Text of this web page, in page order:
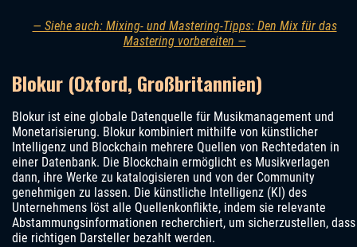
— Siehe auch: Mixing- und Mastering-Tipps: Den Mix für das
Mastering vorbereiten —
Blokur (Oxford, Großbritannien)
Blokur ist eine globale Datenquelle für Musikmanagement und
Monetarisierung. Blokur kombiniert mithilfe von künstlicher
Intelligenz und Blockchain mehrere Quellen von Rechtedaten in
einer Datenbank. Die Blockchain ermöglicht es Musikverlagen
dann, ihre Werke zu katalogisieren und von der Community
genehmigen zu lassen. Die künstliche Intelligenz (KI) des
Unternehmens löst alle Quellenkonflikte, indem sie relevante
Abstammungsinformationen recherchiert, um sicherzustellen, dass
die richtigen Darsteller bezahlt werden.